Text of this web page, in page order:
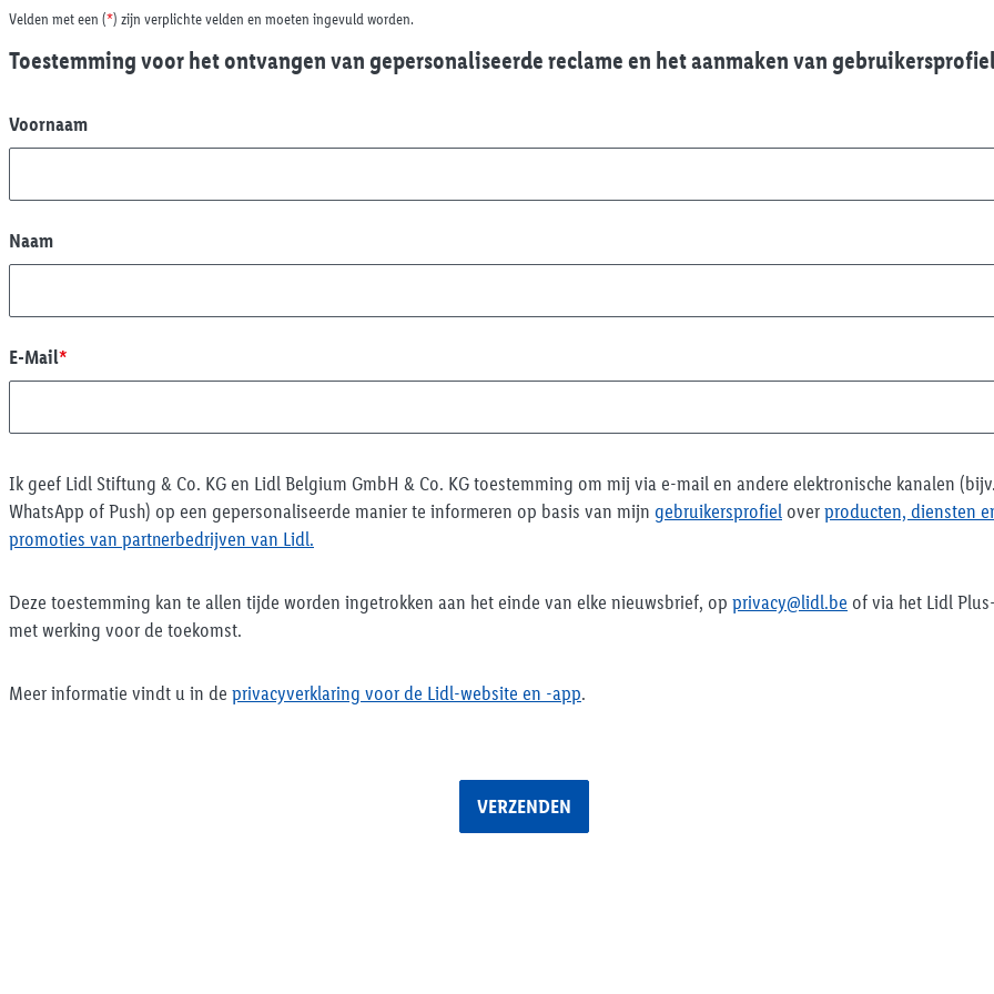
Velden met een (*) zijn verplichte velden en moeten ingevuld worden.
Toestemming voor het ontvangen van gepersonaliseerde reclame en het aanmaken van
Voornaam
Naam
E-Mail*
Ik geef Lidl Stiftung & Co. KG en Lidl Belgium GmbH & Co. KG toestemming om mij via e-mail en andere elektronische kanalen
WhatsApp of Push) op een gepersonaliseerde manier te informeren op basis van mijn gebruikersprofiel overproducten, diensten
promoties van partnerbedrijven van Lidl.
Deze toestemming kan te allen tijde worden ingetrokken aan het einde van elke nieuwsbrief, op privacy@lidl.be of via het Lidl
met werking voor de toekomst.
Meer informatie vindt u in de privacyverklaring voor de Lidl-website en -app.
VERZENDEN